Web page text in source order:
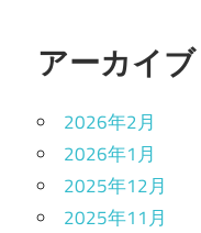
アーカイブ
2026年2月
2026年1月
2025年12月
2025年11月